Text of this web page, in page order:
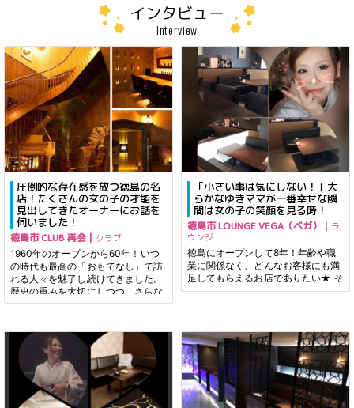
インタビュー
Interview
圧倒的な存在感を放つ徳島の名
店！たくさんの女の子の才能を
見出してきたオーナーにお話を
伺いました！
徳島市 CLUB 再会｜ クラブ
1960年のオープンから60年！いつ
の時代も最高の「おもてなし」で訪
れる人々を魅了し続けてきました。
歴史の重みを大切にしつつ、さらな
る高みを目指す久次米オーナーをご
「小さい事は気にしない！」大
らかなゆきママが一番幸せな瞬
間は女の子の笑顔を見る時！
徳島市 LOUNGE VEGA（ベガ）｜ ラ
ウンジ
徳島にオープンして8年！年齢や職
業に関係なく、どんなお客様にも満
足してもらえるお店でありたい★ そ
んなママの思いがみんなに伝わって